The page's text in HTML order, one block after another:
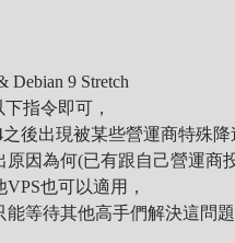
Debian 9 Stretch
指令即可，
後出現被某些營運商特殊
因為何(已有跟自己營運商
也可以適用，
等待其他高手們解決這問